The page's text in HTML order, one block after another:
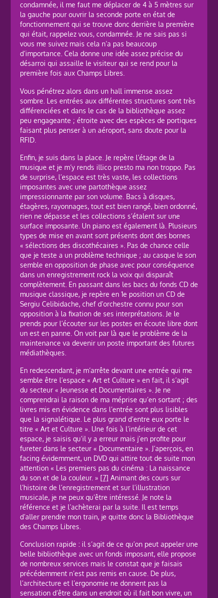
condamnée, il me faut me déplacer de 4 à 5 mètres sur
la gauche pour ouvrir la seconde porte en état de
fonctionnement qui se trouve donc derrière la première
qui était, rappelez vous, condamnée. Je ne sais pas si
vous me suivez mais cela n’a pas beaucoup
d’importance. Cela donne une idée assez précise du
désarroi qui assaille le visiteur qui se rend pour la
première fois aux Champs Libres.
Vous pénétrez alors dans un hall immense assez
sombre. Les entrées aux différentes structures sont très
différenciées et dans le cas de la bibliothèque assez
peu engageante ; étroite avec des espèces de portiques
faisant plus penser à un aéroport, sans doute pour la
RFID.
Enfin, je suis dans la place. Je repère l’étage de la
musique et je m’y rends illico presto ma non troppo. Pas
de surprise, l’espace est très vaste, les collections
imposantes avec une partothèque assez
impressionnante par son volume. Bacs à disques,
étagères, rayonnages, tout est bien rangé, bien ordonné,
rien ne dépasse et les collections s’étalent sur une
surface imposante. Un piano est également là. Plusieurs
types de mise en avant sont présents dont des bornes
« sélections des discothécaires ». Pas de chance celle
que je teste a un problème technique ; au casque le son
semble en opposition de phase avec pour conséquence
dans un enregistrement rock la voix qui disparaît
complètement. En passant dans les bacs du fonds CD de
musique classique, je repère en 1e position un CD de
Sergiu Celibidache, chef d’orchestre connu pour son
opposition à la fixation de ses interprétations. Je le
prends pour l’écouter sur les postes en écoute libre dont
un est en panne. On voit par là que le problème de la
maintenance va devenir un poste important des futures
médiathèques.
En redescendant, je m’arrête devant une entrée qui me
semble être l’espace « Art et Culture » en fait, il s’agit
du secteur « Jeunesse et Documentaires ». Je ne
comprendrai la raison de ma méprise qu’en sortant ; des
livres mis en évidence dans l’entrée sont plus lisibles
que la signalétique. Le plus grand d’entre eux porte le
titre « Art et Culture ». Une fois à l’intérieur de cet
espace, je saisis qu’il y a erreur mais j’en profite pour
fureter dans le secteur « Documentaire ». J’aperçois, en
facing évidemment, un DVD qui attire tout de suite mon
attention « Les premiers pas du cinéma : La naissance
du son et de la couleur. » [7] Animant des cours sur
l’histoire de l’enregistrement et sur l’illustration
musicale, je ne peux qu’être intéressé. Je note la
référence et je l’achèterai par la suite. Il est temps
d’aller prendre mon train, je quitte donc la Bibliothèque
des Champs Libres.
Conclusion rapide : il s’agit de ce qu’on peut appeler une
belle bibliothèque avec un fonds imposant, elle propose
de nombreux services mais le constat que je faisais
précédemment n’est pas remis en cause. De plus,
l’architecture et l’ergonomie ne donnent pas la
sensation d’être dans un endroit où il fait bon vivre, un